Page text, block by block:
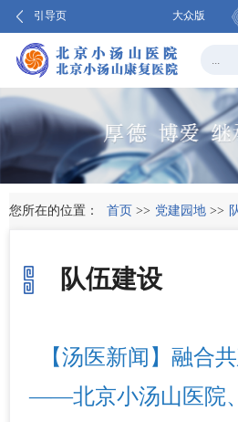
引导页 大众版
您所在的位置： 首页 >> 党建园地 >>
队伍建设
【汤医新闻】融合
——北京小汤山医院